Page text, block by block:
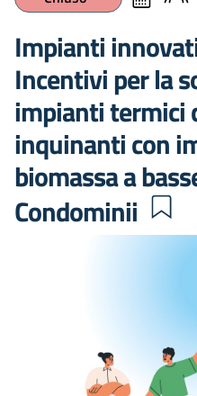
Impianti
Incentivi per la
impianti termici
inquinanti con
biomassa a
Condominii